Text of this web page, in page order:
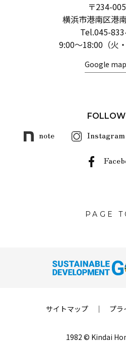
〒234-
横浜市港南区港
Tel.045-
9:00～18:00（火
Google map
FOLLOW
note Instagram
PAGE
サイトマップ ｜ プラ
1982 © Kindai